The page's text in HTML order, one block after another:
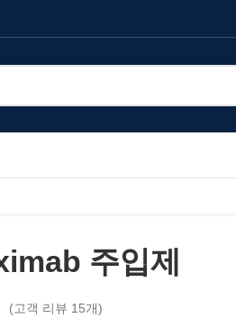
주입제
(고객 리뷰 15개)